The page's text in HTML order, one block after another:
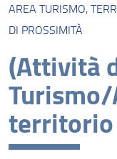
AREA TURISMO,
DI PROSSIMITÀ
(Attività
territorio
Area Cultura e
prossimità
Area attività
Area tempo libero e
Area servizi ai Soci